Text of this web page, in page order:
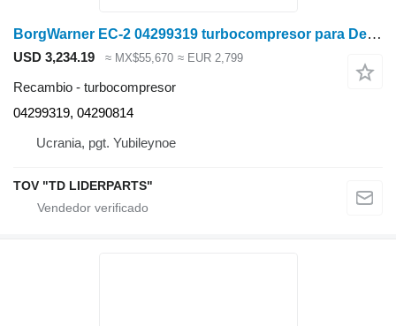
BorgWarner EC-2 04299319 turbocompresor para Deutz-Fahr 6205TS cosechadora de cereales
USD 3,234.19 ≈ MX$55,670 ≈ EUR 2,799
Recambio - turbocompresor
04299319, 04290814
Ucrania, pgt. Yubileynoe
TOV "TD LIDERPARTS"